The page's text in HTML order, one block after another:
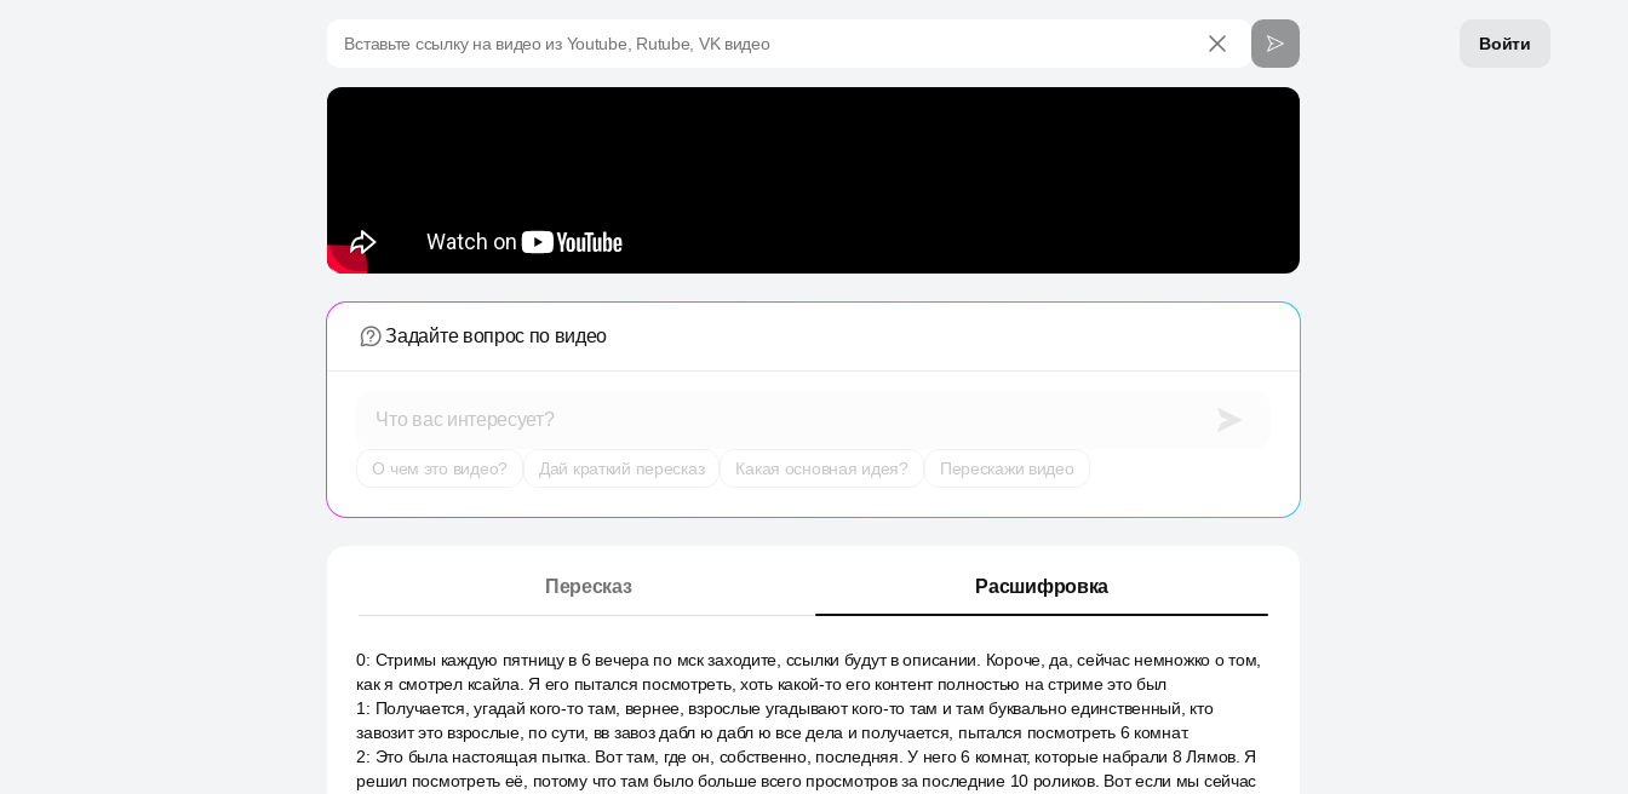
Войти
Вставьте ссылку на видео из Youtube, Rutube, VK видео
Задайте вопрос по видео
Что вас интересует?
О чем это видео? Дай краткий пересказ Какая основная идея? Перескажи видео
Пересказ Расшифровка
0: Стримы каждую пятницу в 6 вечера по мск заходите, ссылки будут в описании. Короче, да, сейчас немножко о том,
как я смотрел ксайла. Я его пытался посмотреть, хоть какой-то его контент полностью на стриме это был
1 : Получается, угадай кого-то там, вернее, взрослые угадывают кого-то там и там буквально единственный, кто
завозит это взрослые, по сути, вв завоз дабл ю дабл ю все дела и получается, пытался посмотреть 6 комнат.
2: Это была настоящая пытка. Вот там, где он, собственно, последняя. У него 6 комнат, которые набрали 8 Лямов. Я
решил посмотреть её, потому что там было больше всего просмотров за последние 10 роликов. Вот если мы сейчас